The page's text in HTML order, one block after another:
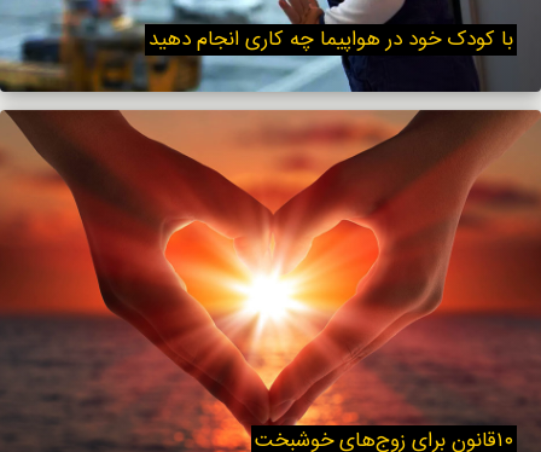
با کودک خود در هواپیما چه کاری انجام دهید
۱۰قانون برای زوج‌های خوشبخت